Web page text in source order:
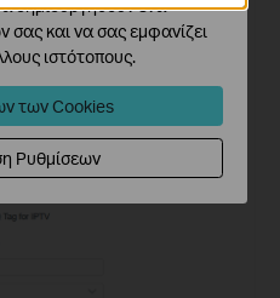
δημιουργήσουν ένα
και να σας εμφανίζει
ιστότοπους.
των Cookies
Ρυθμίσεων